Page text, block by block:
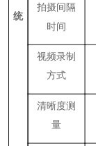
统
拍摄间隔
时间
视频录制
方式
清晰度测
量